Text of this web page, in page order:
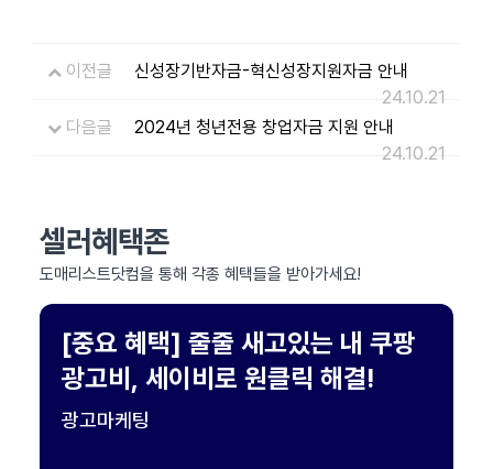
이전글
신성장기반자금-혁신성장지원자금 안내
24.10.21
다음글
2024년 청년전용 창업자금 지원 안내
24.10.21
셀러혜택존
도매리스트닷컴을 통해 각종 혜택들을 받아가세요!
[중요 혜택] 줄줄 새고있는 내 쿠팡
광고비, 세이비로 원클릭 해결!
광고마케팅